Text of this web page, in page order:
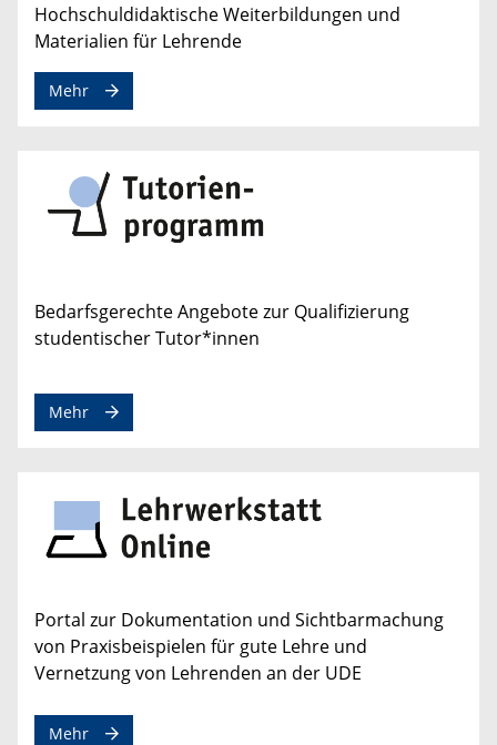
Hochschuldidaktische Weiterbildungen und
Materialien für Lehrende
Mehr
Bedarfsgerechte Angebote zur Qualifizierung
studentischer Tutor*innen
Mehr
Portal zur Dokumentation und Sichtbarmachung
von Praxisbeispielen für gute Lehre und
Vernetzung von Lehrenden an der UDE
Mehr